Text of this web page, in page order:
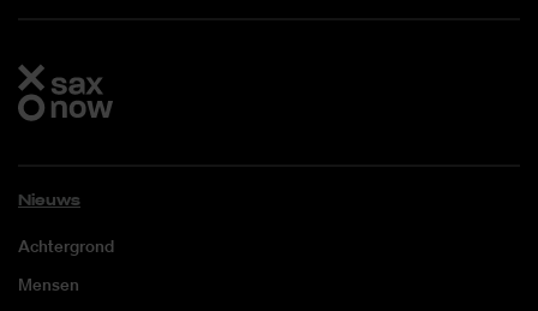
Nieuws
Achtergrond
Mensen